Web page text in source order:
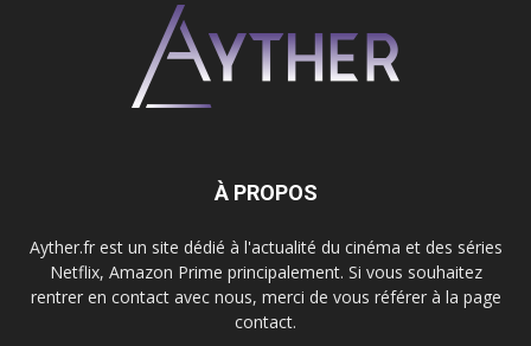
À PROPOS
Ayther.fr est un site dédié à l'actualité du cinéma et des séries
Netflix, Amazon Prime principalement. Si vous souhaitez
rentrer en contact avec nous, merci de vous référer à la page
contact.